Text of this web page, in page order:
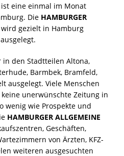
ist eine einmal im Monat
Die HAMBURGER
wird gezielt in Hamburg
den Stadtteilen Altona,
Barmbek, Bramfeld,
ausgelegt. Viele Menschen
unerwünschte Zeitung in
wenig wie Prospekte und
HAMBURGER ALLGEMEINE
Geschäften,
von Ärzten, KFZ-
weiteren ausgesuchten